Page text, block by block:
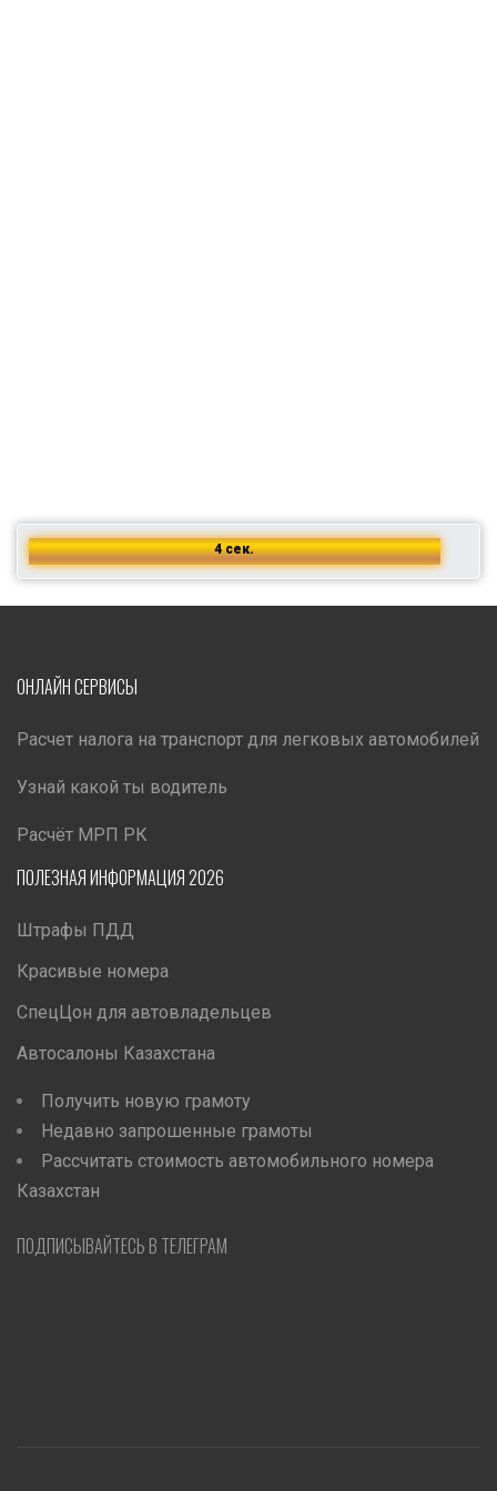
3 сек.
ОНЛАЙН СЕРВИСЫ
Расчет налога на транспорт для легковых автомобилей
Узнай какой ты водитель
Расчёт МРП РК
ПОЛЕЗНАЯ ИНФОРМАЦИЯ 2026
Штрафы ПДД
Красивые номера
СпецЦон для автовладельцев
Автосалоны Казахстана
Получить новую грамоту
Недавно запрошенные грамоты
Рассчитать стоимость автомобильного номера
Казахстан
ПОДПИСЫВАЙТЕСЬ В ТЕЛЕГРАМ